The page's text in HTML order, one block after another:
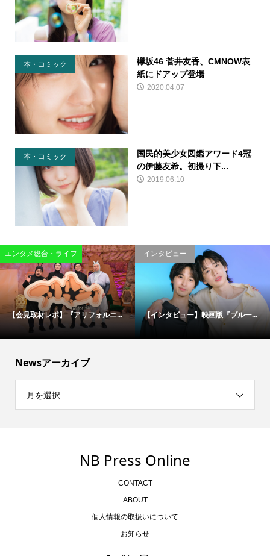
本・コミック
欅坂46 菅井友香、CMNOW表
紙にドアップ登場
2020.04.07
本・コミック
国民的美少女図鑑アワード4冠
の伊藤友希。初撮り下...
2019.06.10
エンタメ総合・ライフ
【会見取材レポ】『アリフォルニ...
インタビュー
【インタビュー】映画版『ブルー...
Newsアーカイブ
月を選択
NB Press Online
CONTACT
ABOUT
個人情報の取扱いについて
お知らせ